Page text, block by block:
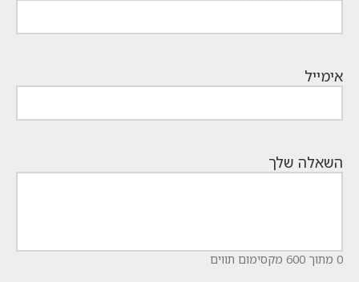
אימייל
השאלה שלך
0 מתוך 600 מקסימום תווים